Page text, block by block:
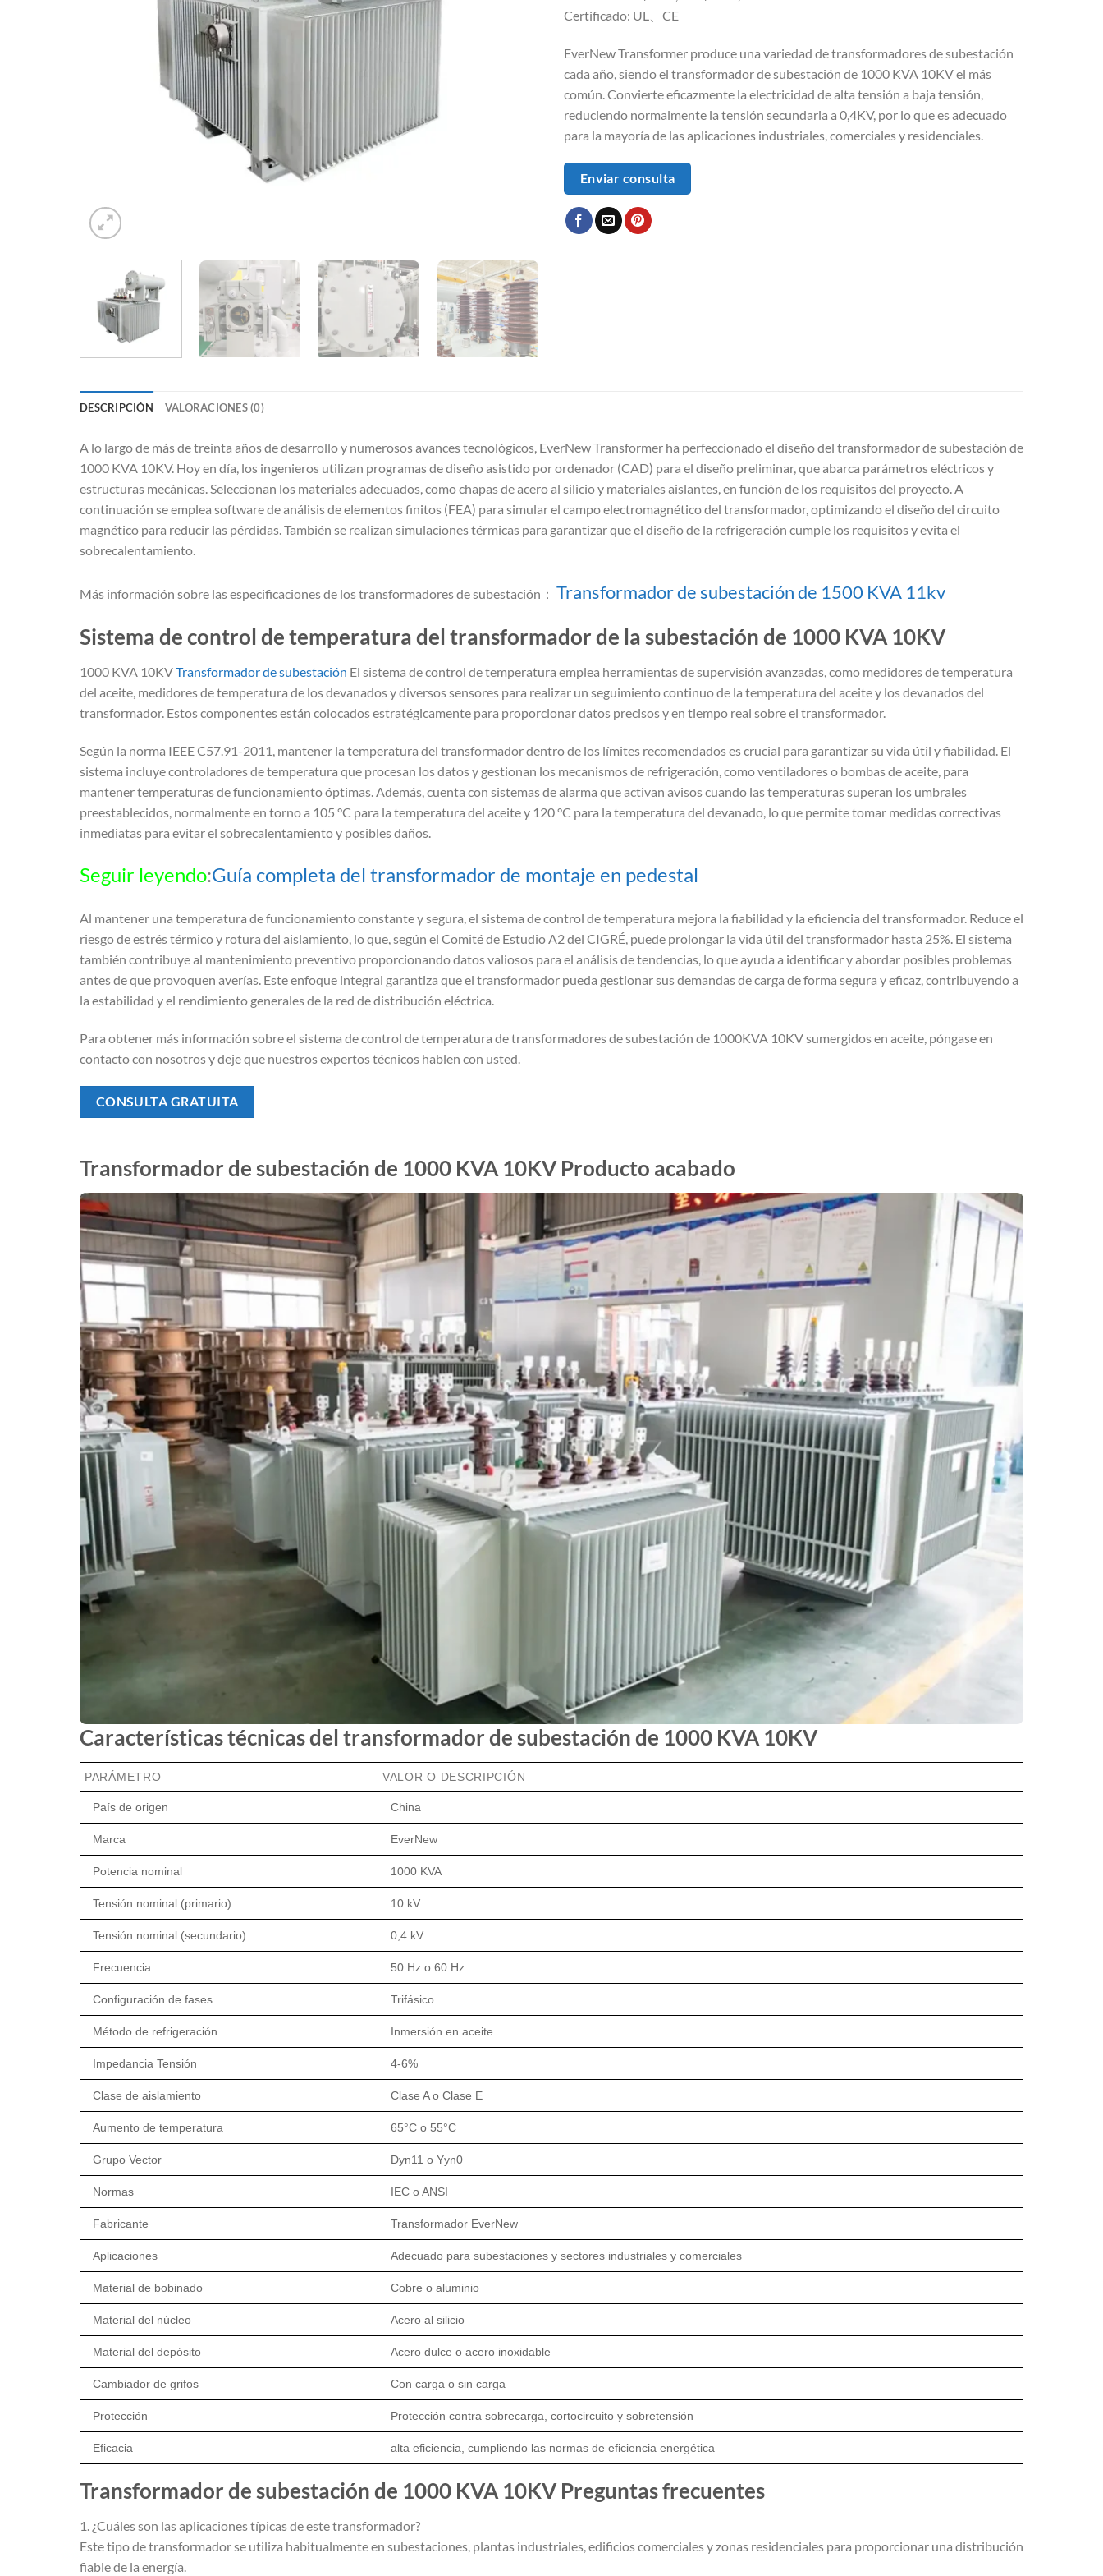
Certificado: UL、CE
EverNew Transformer produce una variedad de transformadores de subestación
cada año, siendo el transformador de subestación de 1000 KVA 10KV el más
común. Convierte eficazmente la electricidad de alta tensión a baja tensión,
reduciendo normalmente la tensión secundaria a 0,4KV, por lo que es adecuado
para la mayoría de las aplicaciones industriales, comerciales y residenciales.
Enviar consulta
DESCRIPCIÓN VALORACIONES (0)
A lo largo de más de treinta años de desarrollo y numerosos avances tecnológicos, EverNew Transformer ha perfeccionado el diseño del transformador de subestación de
1000 KVA 10KV. Hoy en día, los ingenieros utilizan programas de diseño asistido por ordenador (CAD) para el diseño preliminar, que abarca parámetros eléctricos y
estructuras mecánicas. Seleccionan los materiales adecuados, como chapas de acero al silicio y materiales aislantes, en función de los requisitos del proyecto. A
continuación se emplea software de análisis de elementos finitos (FEA) para simular el campo electromagnético del transformador, optimizando el diseño del circuito
magnético para reducir las pérdidas. También se realizan simulaciones térmicas para garantizar que el diseño de la refrigeración cumple los requisitos y evita el
sobrecalentamiento.
Más información sobre las especificaciones de los transformadores de subestación： Transformador de subestación de 1500 KVA 11kv
Sistema de control de temperatura del transformador de la subestación de 1000 KVA 10KV
1000 KVA 10KVTransformador de subestación El sistema de control de temperatura emplea herramientas de supervisión avanzadas, como medidores de temperatura
del aceite, medidores de temperatura de los devanados y diversos sensores para realizar un seguimiento continuo de la temperatura del aceite y los devanados del
transformador. Estos componentes están colocados estratégicamente para proporcionar datos precisos y en tiempo real sobre el transformador.
Según la norma IEEE C57.91-2011, mantener la temperatura del transformador dentro de los límites recomendados es crucial para garantizar su vida útil y fiabilidad. El
sistema incluye controladores de temperatura que procesan los datos y gestionan los mecanismos de refrigeración, como ventiladores o bombas de aceite, para
mantener temperaturas de funcionamiento óptimas. Además, cuenta con sistemas de alarma que activan avisos cuando las temperaturas superan los umbrales
preestablecidos, normalmente en torno a 105 °C para la temperatura del aceite y 120 °C para la temperatura del devanado, lo que permite tomar medidas correctivas
inmediatas para evitar el sobrecalentamiento y posibles daños.
Seguir leyendo:Guía completa del transformador de montaje en pedestal
Al mantener una temperatura de funcionamiento constante y segura, el sistema de control de temperatura mejora la fiabilidad y la eficiencia del transformador. Reduce el
riesgo de estrés térmico y rotura del aislamiento, lo que, según el Comité de Estudio A2 del CIGRÉ, puede prolongar la vida útil del transformador hasta 25%. El sistema
también contribuye al mantenimiento preventivo proporcionando datos valiosos para el análisis de tendencias, lo que ayuda a identificar y abordar posibles problemas
antes de que provoquen averías. Este enfoque integral garantiza que el transformador pueda gestionar sus demandas de carga de forma segura y eficaz, contribuyendo a
la estabilidad y el rendimiento generales de la red de distribución eléctrica.
Para obtener más información sobre el sistema de control de temperatura de transformadores de subestación de 1000KVA 10KV sumergidos en aceite, póngase en
contacto con nosotros y deje que nuestros expertos técnicos hablen con usted.
CONSULTA GRATUITA
Transformador de subestación de 1000 KVA 10KV Producto acabado
Características técnicas del transformador de subestación de 1000 KVA 10KV
PARÁMETRO VALOR O DESCRIPCIÓN
País de origen China
Marca EverNew
Potencia nominal 1000 KVA
Tensión nominal (primario) 10 kV
Tensión nominal (secundario) 0,4 kV
Frecuencia 50 Hz o 60 Hz
Configuración de fases Trifásico
Método de refrigeración Inmersión en aceite
Impedancia Tensión 4-6%
Clase de aislamiento Clase A o Clase E
Aumento de temperatura 65°C o 55°C
Grupo Vector Dyn11 o Yyn0
Normas IEC o ANSI
Fabricante Transformador EverNew
Aplicaciones Adecuado para subestaciones y sectores industriales y comerciales
Material de bobinado Cobre o aluminio
Material del núcleo Acero al silicio
Material del depósito Acero dulce o acero inoxidable
Cambiador de grifos Con carga o sin carga
Protección Protección contra sobrecarga, cortocircuito y sobretensión
Eficacia alta eficiencia, cumpliendo las normas de eficiencia energética
Transformador de subestación de 1000 KVA 10KV Preguntas frecuentes
1. ¿Cuáles son las aplicaciones típicas de este transformador?
Este tipo de transformador se utiliza habitualmente en subestaciones, plantas industriales, edificios comerciales y zonas residenciales para proporcionar una distribución
fiable de la energía.